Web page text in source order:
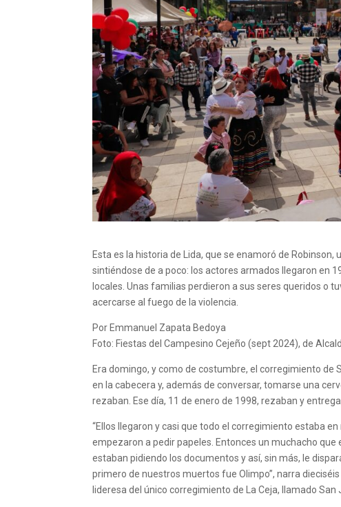
Esta es la historia de Lida, que se enamoró de
sintiéndose de a poco: los actores armados llegaron en
locales. Unas familias perdieron a sus seres queridos o
acercarse al fuego de la violencia.
Por Emmanuel Zapata Bedoya
Foto: Fiestas del Campesino Cejeño (sept 2024), de
Era domingo, y como de costumbre, el corregimiento de
en la cabecera y, además de conversar, tomarse una
rezaban. Ese día, 11 de enero de 1998, rezaban y
“Ellos llegaron y casi que todo el corregimiento estaba
empezaron a pedir papeles. Entonces un muchacho
estaban pidiendo los documentos y así, sin más, le
primero de nuestros muertos fue Olimpo”, narra
lideresa del único corregimiento de La Ceja, llamado San